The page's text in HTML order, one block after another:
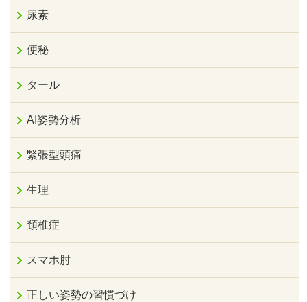
尿素
便秘
タール
AI姿勢分析
緊張型頭痛
生理
頚椎症
スマホ肘
正しい姿勢の習慣づけ